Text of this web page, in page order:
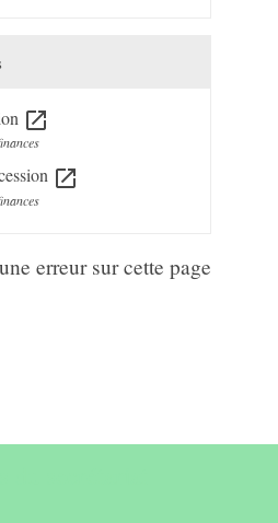
open_in_new
open_in_new
erreur sur cette page